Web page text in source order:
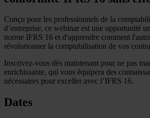
Conçu pour les professionnels de la
d’entreprise, ce webinar est une opportunité
norme IFRS 16 et d'apprendre comment
révolutionner la comptabilisation de vos
Inscrivez-vous dès maintenant pour ne pas
enrichissante, qui vous équipera des
nécessaires pour exceller avec l’IFRS 16.
Dates